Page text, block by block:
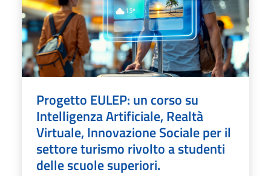
Progetto EULEP: un corso su
Intelligenza Artificiale, Realtà
Virtuale, Innovazione Sociale per il
settore turismo rivolto a studenti
delle scuole superiori.